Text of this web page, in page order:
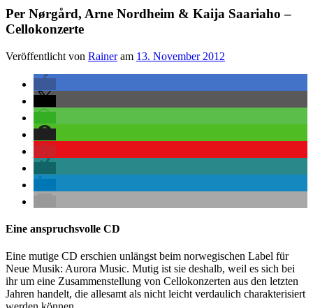
Per Nørgård, Arne Nordheim & Kaija Saariaho –
Cellokonzerte
Veröffentlicht von Raineram 13. November 2012
Eine anspruchsvolle CD
Eine mutige CD erschien unlängst beim norwegischen Label für
Neue Musik: Aurora Music. Mutig ist sie deshalb, weil es sich bei
ihr um eine Zusammenstellung von Cellokonzerten aus den letzten
Jahren handelt, die allesamt als nicht leicht verdaulich charakterisiert